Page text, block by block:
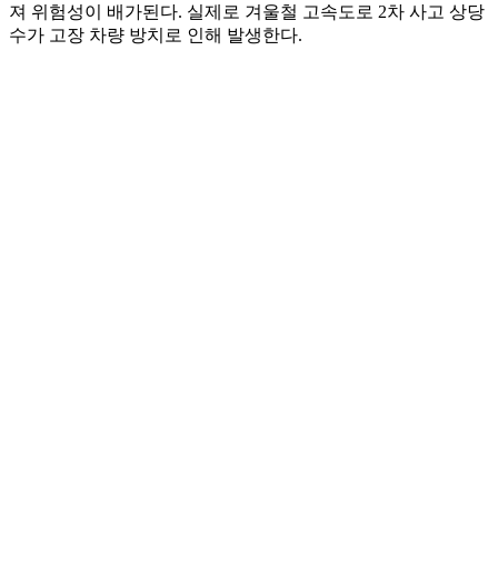
져 위험성이 배가된다. 실제로 겨울철 고속도로 2차 사고 상당
수가 고장 차량 방치로 인해 발생한다.